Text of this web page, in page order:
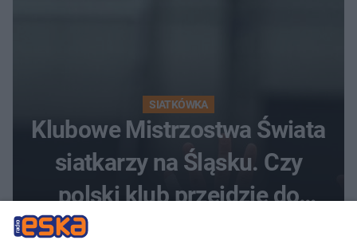
SIATKÓWKA
Klubowe Mistrzostwa Świata
siatkarzy na Śląsku. Czy
polski klub przejdzie do